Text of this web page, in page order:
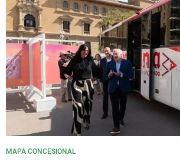
MAPA CONCESIONAL